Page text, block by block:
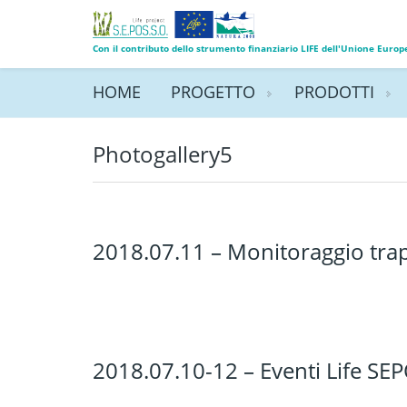
Con il contributo dello strumento finanziario LIFE dell'Unione
HOME PROGETTO PRODOTTI
Photogallery5
2018.07.11 – Monitoraggio
2018.07.10-12 – Eventi Life